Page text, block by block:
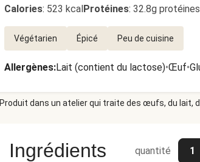
Calories: 523 kcalProtéines: 32.8g protéines
Végétarien Épicé Peu de cuisine
Allergènes:Lait (contient du lactose)•Œuf•
Produit dans un atelier qui traite des œufs, du lait,
Ingrédients quantité 1